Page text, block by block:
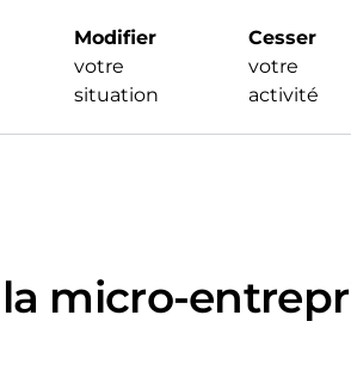
Modifier
votre
situation
Cesser
votre
activité
la micro-